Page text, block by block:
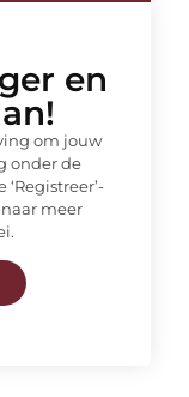
en
om jouw
onder de
meer